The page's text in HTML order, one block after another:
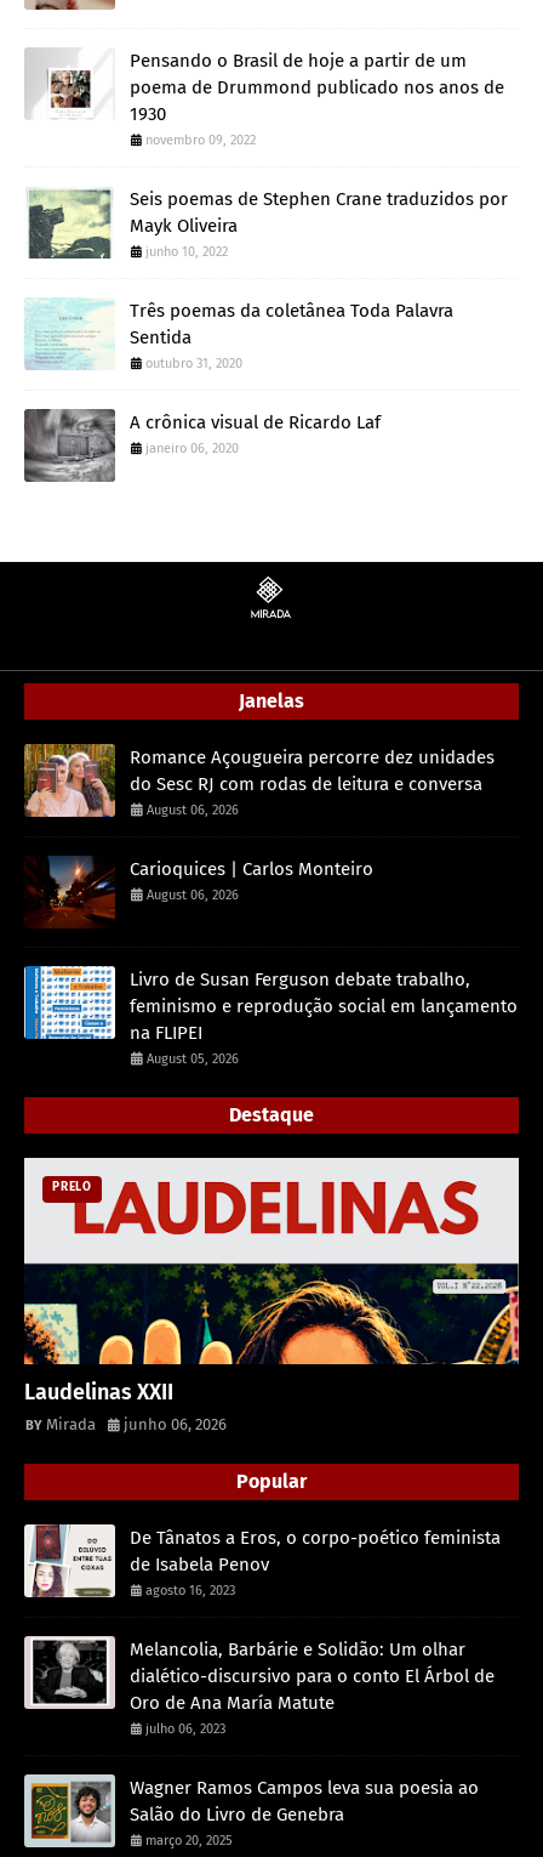
Pensando o Brasil de hoje a partir de um
poema de Drummond publicado nos anos de
1930
novembro 09, 2022
Seis poemas de Stephen Crane traduzidos por
Mayk Oliveira
junho 10, 2022
Três poemas da coletânea Toda Palavra
Sentida
outubro 31, 2020
A crônica visual de Ricardo Laf
janeiro 06, 2020
Janelas
Romance Açougueira percorre dez unidades
do Sesc RJ com rodas de leitura e conversa
August 06, 2026
Carioquices | Carlos Monteiro
August 06, 2026
Livro de Susan Ferguson debate trabalho,
feminismo e reprodução social em lançamento
na FLIPEI
August 05, 2026
Destaque
PRELO
Laudelinas XXII
Mirada junho 06, 2026
Popular
De Tânatos a Eros, o corpo-poético feminista
de Isabela Penov
agosto 16, 2023
Melancolia, Barbárie e Solidão: Um olhar
dialético-discursivo para o conto El Árbol de
Oro de Ana María Matute
julho 06, 2023
Wagner Ramos Campos leva sua poesia ao
Salão do Livro de Genebra
março 20, 2025